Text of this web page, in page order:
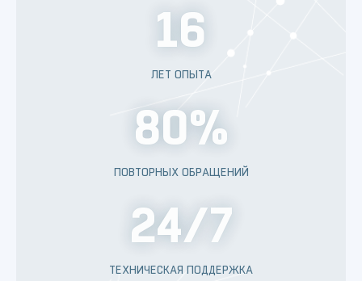
16
ЛЕТ ОПЫТА
80%
ПОВТОРНЫХ ОБРАЩЕНИЙ
24/7
ТЕХНИЧЕСКАЯ ПОДДЕРЖКА